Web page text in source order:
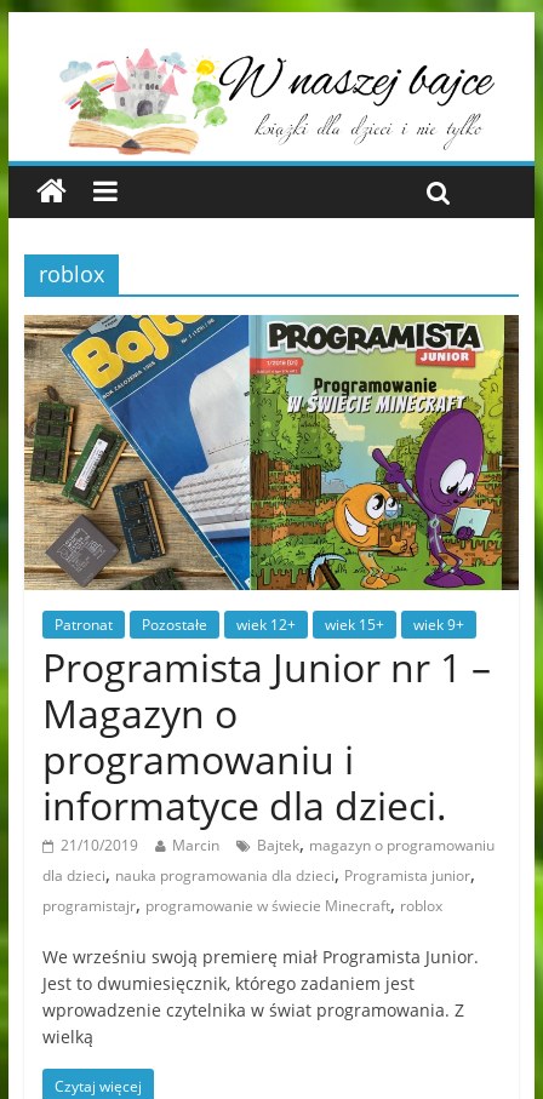
roblox
Patronat Pozostałe wiek 12+ wiek 15+ wiek 9+
Programista Junior nr 1 –
Magazyn o
programowaniu i
informatyce dla dzieci.
21/10/2019 Marcin Bajtek, magazyn o programowaniu
dla dzieci, nauka programowania dla dzieci, Programista junior,
programistajr, programowanie w świecie Minecraft, roblox
We wrześniu swoją premierę miał Programista Junior.
Jest to dwumiesięcznik, którego zadaniem jest
wprowadzenie czytelnika w świat programowania. Z
wielką
Czytaj więcej